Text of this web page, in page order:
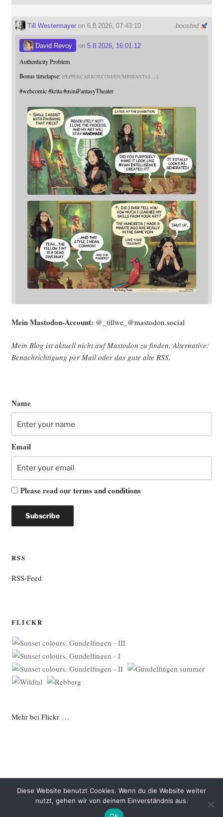
boosted
Till Westermayeron 6.8.2026, 07:43:10
David Revoy on 5.8.2026, 16:01:12
Authenticity Problem
Bonus timelapse: PEPPERCARROT.COM/EN/MINIFANTAS
#webcomic #krita #miniFantasyTheater
Mein Mast­o­don-Account: @_tillwe_@mastodon.social
Mein Blog ist aktu­ell nicht auf Mast­o­don zu fin­den. Alter­na­ti­ve:
Benach­rich­ti­gung per Mail oder das gute alte RSS.
Name
Email
Please read ourterms and conditions
RSS
RSS-Feed
FLICKR
Mehr bei Flickr …
Datenschutzerklärung Mit Stolz präsentiert von WordPress
Diese Website benutzt Cookies. Wenn du die Website weiter
nutzt, gehen wir von deinem Einverständnis aus.